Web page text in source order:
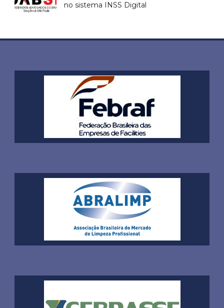
no sistema INSS Digital